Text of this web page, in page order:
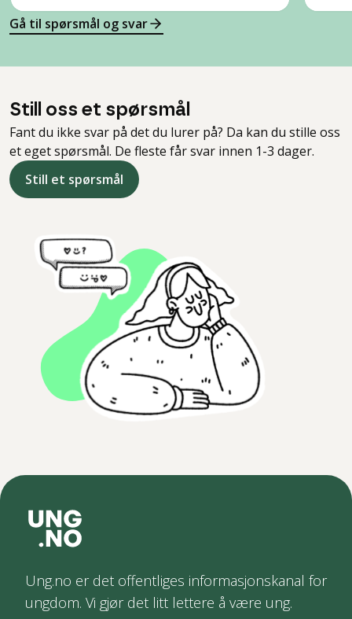
Gå til spørsmål og svar
Still oss et spørsmål
Fant du ikke svar på det du lurer på? Da kan du stille oss
et eget spørsmål. De fleste får svar innen 1-3 dager.
Still et spørsmål
Ung.no er det offentliges informasjonskanal for
ungdom. Vi gjør det litt lettere å være ung.